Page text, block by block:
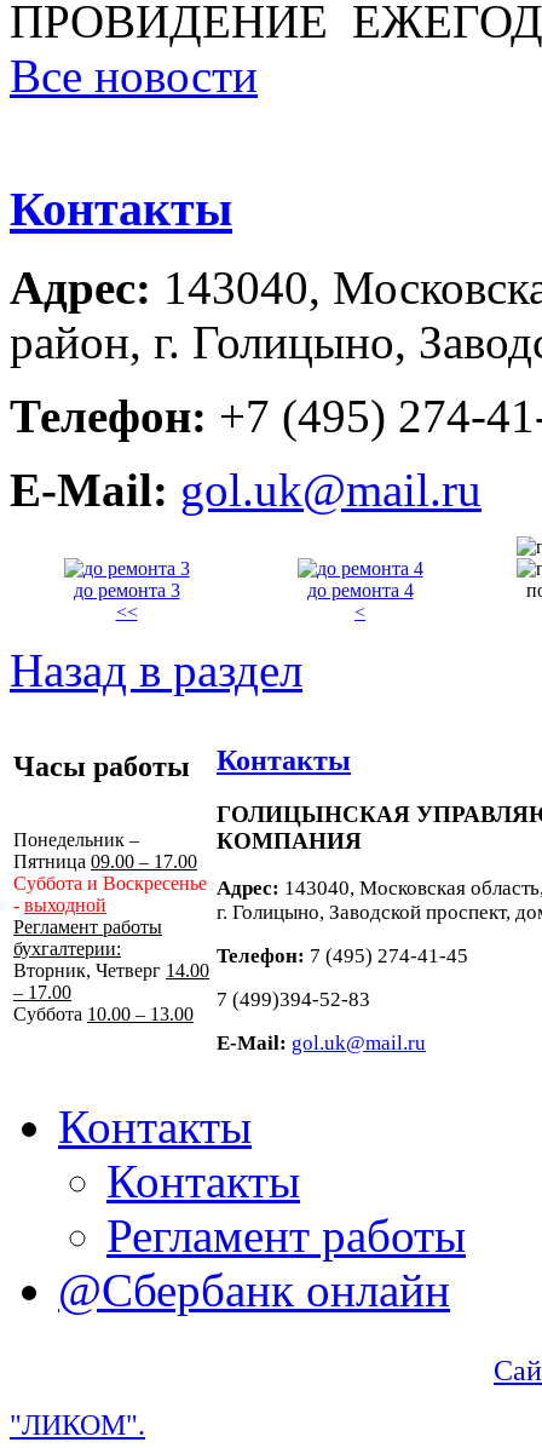
ПРОВИДЕНИЕ
Все новости
Контакты
Адрес: 143040,
район, г. Голицыно,
Телефон: +7 (495) 274-
E-Mail: gol.uk@mail.ru
до ремонта 3 до ремонта 4
<<
<
Назад в раздел
Часы работы
Понедельник –
Пятница 09.00 – 17.00
Суббота и Воскресенье
- выходной
Регламент работы
бухгалтерии:
Вторник, Четверг 14.00
– 17.00
Суббота 10.00 – 13.00
Контакты
ГОЛИЦЫНСКАЯ
КОМПАНИЯ
Адрес: 143040, Московская
г. Голицыно, Заводской проспект,
Телефон: 7 (495) 274-41-45
7 (499)394-52-83
E-Mail: gol.uk@mail.ru
Контакты
Контакты
Регламент работы
@Сбербанк онлайн
"ЛИКОМ".